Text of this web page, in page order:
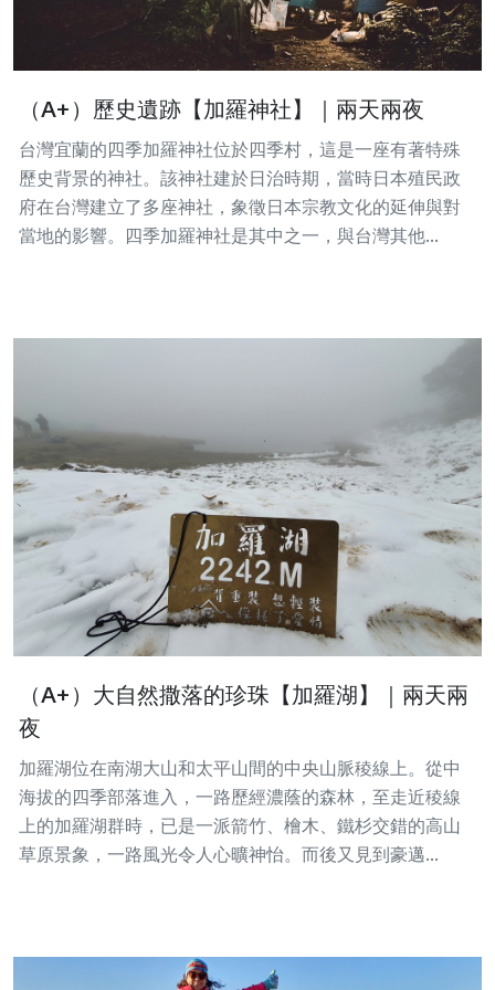
（A+）歷史遺跡【加羅神社】｜兩天兩夜
台灣宜蘭的四季加羅神社位於四季村，這是一座有著特殊
歷史背景的神社。該神社建於日治時期，當時日本殖民政
府在台灣建立了多座神社，象徵日本宗教文化的延伸與對
當地的影響。四季加羅神社是其中之一，與台灣其他...
（A+）大自然撒落的珍珠【加羅湖】｜兩天兩
夜
加羅湖位在南湖大山和太平山間的中央山脈稜線上。從中
海拔的四季部落進入，一路歷經濃蔭的森林，至走近稜線
上的加羅湖群時，已是一派箭竹、檜木、鐵杉交錯的高山
草原景象，一路風光令人心曠神怡。而後又見到豪邁...